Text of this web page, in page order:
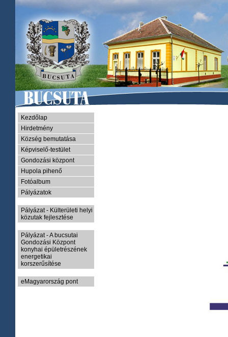
Kezdőlap
Hirdetmény
Község bemutatása
Képviselő-testület
Gondozási központ
Hupola pihenő
Fotóalbum
Pályázatok
Pályázat - Külterületi helyi
közutak fejlesztése
Pályázat - A bucsutai
Gondozási Központ
konyhai épületrészének
energetikai
korszerűsítése
eMagyarország pont